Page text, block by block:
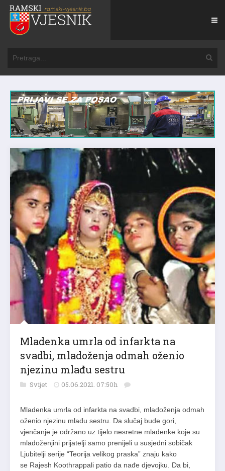
Mladenka umrla od infarkta na
svadbi, mladoženja odmah oženio
njezinu mlađu sestru
Svijet 05.06.2021. 07:50h
Mladenka umrla od infarkta na svadbi, mladoženja odmah
oženio njezinu mlađu sestru. Da slučaj bude gori,
vjenčanje je održano uz tijelo nesretne mladenke koje su
mladoženjini prijatelji samo prenijeli u susjedni sobičak
Ljubitelji serije “Teorija velikog praska” znaju kako
se Rajesh Koothrappali patio da nađe djevojku. Da bi,